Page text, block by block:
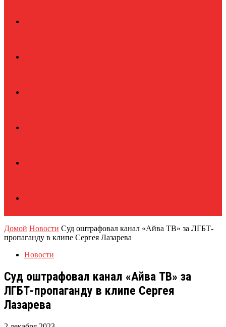
Домой Новости Суд оштрафовал канал «Айва ТВ» за ЛГБТ-
пропаганду в клипе Сергея Лазарева
Новости
Суд оштрафовал канал «Айва ТВ» за
ЛГБТ-пропаганду в клипе Сергея
Лазарева